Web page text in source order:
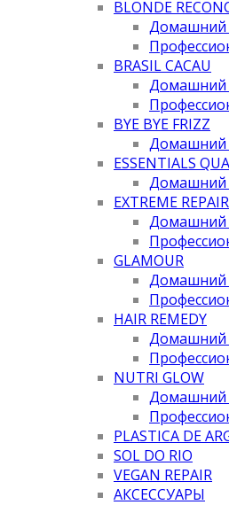
BLONDE
Домашний
BRASIL CACAU
Домашний
BYE BYE FRIZZ
Домашний
ESSENTIALS
Домашний
EXTREME REPAIR
Домашний
GLAMOUR
Домашний
HAIR REMEDY
Домашний
NUTRI GLOW
Домашний
PLASTICA DE
SOL DO RIO
VEGAN REPAIR
АКСЕССУАРЫ